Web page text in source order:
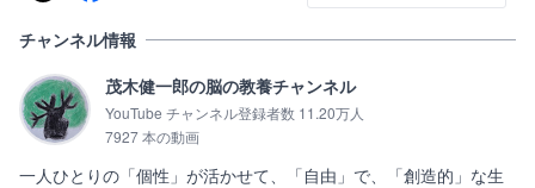
チャンネル情報
茂木健一郎の脳の教養チャンネル
YouTube チャンネル登録者数 11.20万人
7927 本の動画
一人ひとりの「個性」が活かせて、「自由」で、「創造的」な生